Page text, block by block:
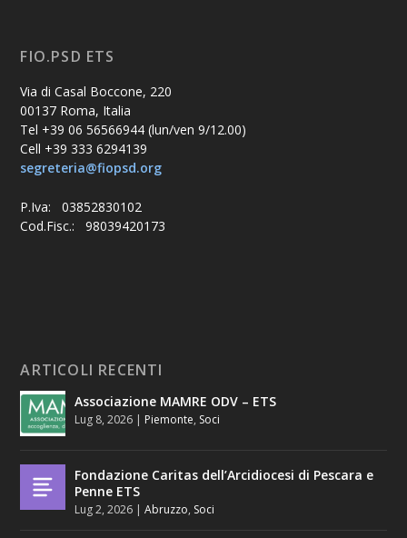
FIO.PSD ETS
Via di Casal Boccone, 220
00137 Roma, Italia
Tel +39 06 56566944 (lun/ven 9/12.00)
Cell +39 333 6294139
segreteria@fiopsd.org
P.Iva: 03852830102
Cod.Fisc.: 98039420173
ARTICOLI RECENTI
Associazione MAMRE ODV – ETS
Lug 8, 2026 | Piemonte, Soci
Fondazione Caritas dell’Arcidiocesi di Pescara e
Penne ETS
Lug 2, 2026 |Abruzzo, Soci